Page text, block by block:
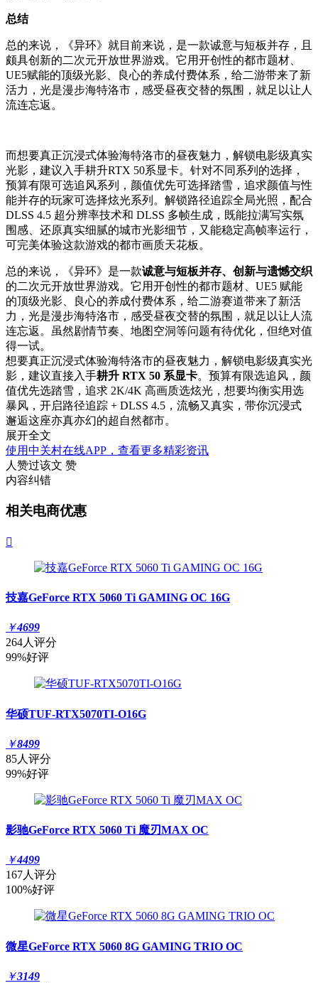
总结
总的来说，《异环》就目前来说，是一款诚意与短板并存，且
颇具创新的二次元开放世界游戏。它用开创性的都市题材、
UE5赋能的顶级光影、良心的养成付费体系，给二游带来了新
活力，光是漫步海特洛市，感受昼夜交替的氛围，就足以让人
流连忘返。
而想要真正沉浸式体验海特洛市的昼夜魅力，解锁电影级真实
光影，建议入手耕升RTX 50系显卡。针对不同系列的选择，
预算有限可选追风系列，颜值优先可选择踏雪，追求颜值与性
能并存的玩家可选择炫光系列。解锁路径追踪全局光照，配合
DLSS 4.5 超分辨率技术和 DLSS 多帧生成，既能拉满写实氛
围感、还原真实细腻的城市光影细节，又能稳定高帧率运行，
可完美体验这款游戏的都市画质天花板。
总的来说，《异环》是一款诚意与短板并存、创新与遗憾交织
的二次元开放世界游戏。它用开创性的都市题材、UE5 赋能
的顶级光影、良心的养成付费体系，给二游赛道带来了新活
力，光是漫步海特洛市，感受昼夜交替的氛围，就足以让人流
连忘返。虽然剧情节奏、地图空洞等问题有待优化，但绝对值
得一试。
想要真正沉浸式体验海特洛市的昼夜魅力，解锁电影级真实光
影，建议直接入手耕升 RTX 50 系显卡。预算有限选追风，颜
值优先选踏雪，追求 2K/4K 高画质选炫光，想要均衡实用选
暴风，开启路径追踪 + DLSS 4.5，流畅又真实，带你沉浸式
邂逅这座亦真亦幻的超自然都市。
展开全文
使用中关村在线APP，查看更多精彩资讯
人赞过该文 赞
内容纠错
相关电商优惠

技嘉GeForce RTX 5060 Ti GAMING OC 16G
￥4699
264人评分
99%好评
华硕TUF-RTX5070TI-O16G
￥8499
85人评分
99%好评
影驰GeForce RTX 5060 Ti 魔刃MAX OC
￥4499
167人评分
100%好评
微星GeForce RTX 5060 8G GAMING TRIO OC
￥3149